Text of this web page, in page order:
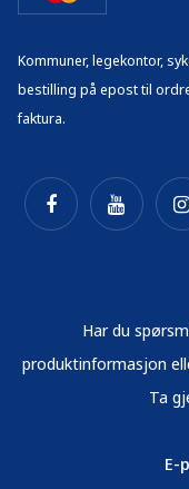
Kommuner, legekontor,
bestilling på epost til
faktura.
Har du
produktinformasjon
Ta
E-